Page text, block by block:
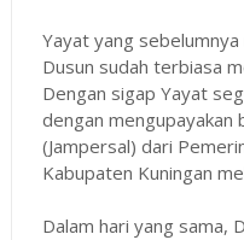
Yayat yang
Dusun sudah terbiasa
Dengan sigap Yayat
dengan mengupayakan
(Jampersal) dari
Kabupaten Kuningan
Dalam hari yang sama,